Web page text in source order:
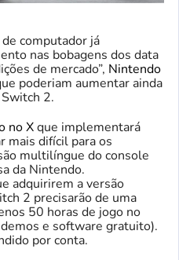
computador já
nas bobagens dos data
de mercado”, Nintendo
poderiam aumentar ainda
2.
no Xque implementará
mais difícil para os
multilíngue do console
da Nintendo.
adquirirem a versão
2 precisarão de uma
50 horas de jogo no
e software gratuito).
por conta.